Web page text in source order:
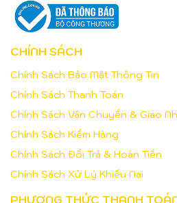
CHÍNH SÁCH
Chính Sách Bảo Mật Thông Tin
Chính Sách Thanh Toán
Chính Sách Vận Chuyển & Giao
Chính Sách Kiểm Hàng
Chính Sách Đổi Trả & Hoàn Tiền
Chính Sách Xử Lý Khiếu Nại
PHƯƠNG THỨC THANH